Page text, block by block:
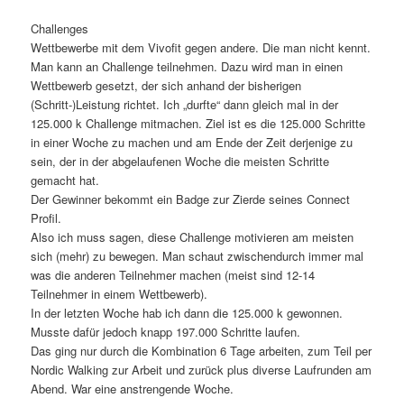
Challenges
Wettbewerbe mit dem Vivofit gegen andere. Die man nicht kennt.
Man kann an Challenge teilnehmen. Dazu wird man in einen
Wettbewerb gesetzt, der sich anhand der bisherigen
(Schritt-)Leistung richtet. Ich „durfte“ dann gleich mal in der
125.000 k Challenge mitmachen. Ziel ist es die 125.000 Schritte
in einer Woche zu machen und am Ende der Zeit derjenige zu
sein, der in der abgelaufenen Woche die meisten Schritte
gemacht hat.
Der Gewinner bekommt ein Badge zur Zierde seines Connect
Profil.
Also ich muss sagen, diese Challenge motivieren am meisten
sich (mehr) zu bewegen. Man schaut zwischendurch immer mal
was die anderen Teilnehmer machen (meist sind 12-14
Teilnehmer in einem Wettbewerb).
In der letzten Woche hab ich dann die 125.000 k gewonnen.
Musste dafür jedoch knapp 197.000 Schritte laufen.
Das ging nur durch die Kombination 6 Tage arbeiten, zum Teil per
Nordic Walking zur Arbeit und zurück plus diverse Laufrunden am
Abend. War eine anstrengende Woche.